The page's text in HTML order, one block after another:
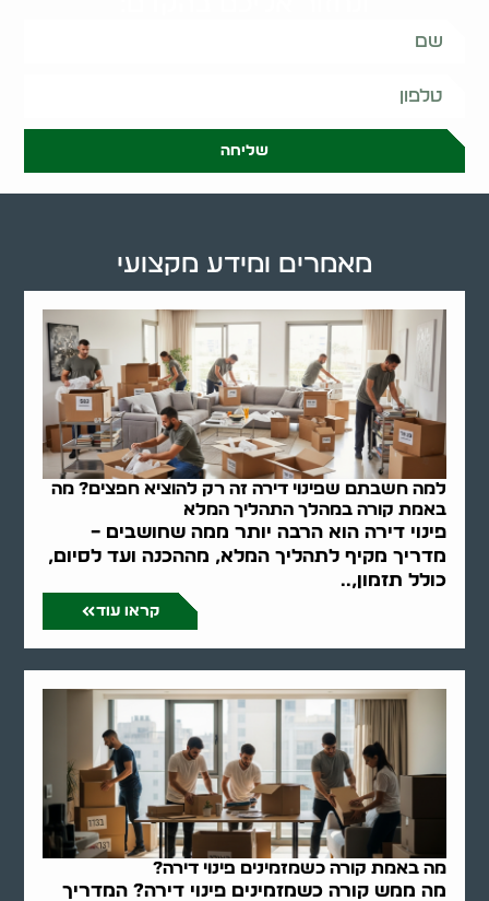
שליחה
למה חשבתם שפינוי דירה זה רק להוציא חפצים? מה
באמת קורה במהלך התהליך המלא
פינוי דירה הוא הרבה יותר ממה שחושבים –
מדריך מקיף לתהליך המלא, מההכנה ועד לסיום,
כולל תזמון,..
קראו עוד
מה באמת קורה כשמזמינים פינוי דירה?
מה ממש קורה כשמזמינים פינוי דירה? המדריך
מאמרים ומידע מקצועי